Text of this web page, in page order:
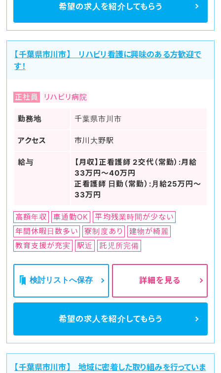
希望の求人を紹介してもらう
【千葉県市川市】 リハビリ看護に興味のある方歓迎で
す！
正社員 リハビリ病院
勤務地 千葉県市川市
アクセス 市川大野駅
給与
【月収】正看護師 2交代（常勤）:月給
33万円～40万円
正看護師 日勤（常勤）:月給25万円～
33万円
高額年収 車通勤OK
平均残業時間が少ない
年間休暇日数多い
寮制度あり
建物が綺麗
教育支援が充実
駅近 託児所完備
検討リストへ保存 詳細を見る
希望の求人を紹介してもらう
【千葉県市川市】 地域に密着した取り組みを行っていま